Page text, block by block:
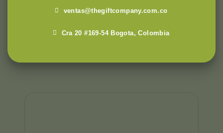
ventas@thegiftcompany.com.co
Cra 20 #169-54 Bogota, Colombia